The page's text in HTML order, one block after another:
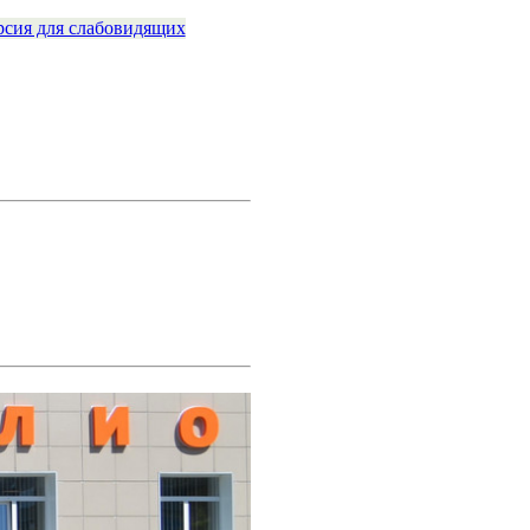
для слабовидящих